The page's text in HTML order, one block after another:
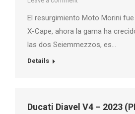
El resurgimiento Moto Morini
X-Cape, ahora la gama ha
las dos Seiemmezzos, es…
Details
Ducati Diavel V4 – 2023